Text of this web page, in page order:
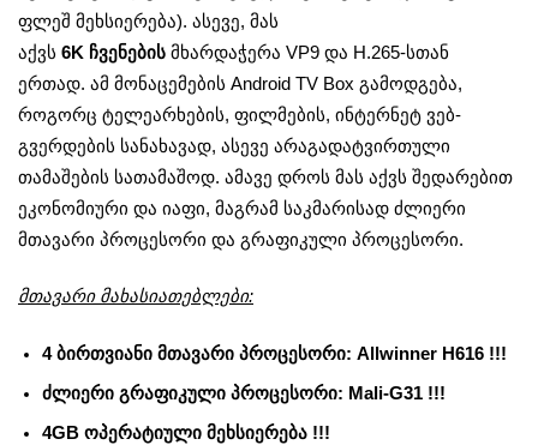
ფლეშ მეხსიერება). ასევე, მას
აქვს 6K ჩვენების მხარდაჭერა VP9 და H.265-სთან
ერთად. ამ მონაცემების Android TV Box გამოდგება,
როგორც ტელეარხების, ფილმების, ინტერნეტ ვებ-
გვერდების სანახავად, ასევე არაგადატვირთული
თამაშების სათამაშოდ. ამავე დროს მას აქვს შედარებით
ეკონომიური და იაფი, მაგრამ საკმარისად ძლიერი
მთავარი პროცესორი და გრაფიკული პროცესორი.
მთავარი მახასიათებლები:
4 ბირთვიანი მთავარი პროცესორი: Allwinner H616 !!!
ძლიერი გრაფიკული პროცესორი: Mali-G31 !!!
4GB ოპერატიული მეხსიერება !!!